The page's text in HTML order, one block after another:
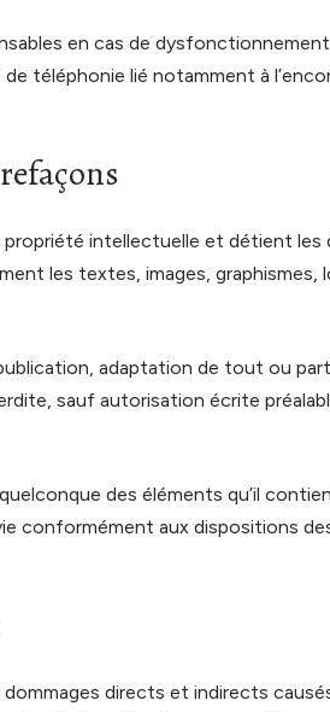
en cas de
téléphonie lié notamment à
intellectuelle et détient les
les textes, images, graphismes,
adaptation de tout ou
sauf autorisation écrite
des éléments qu’il
conformément aux dispositions
directs et indirects